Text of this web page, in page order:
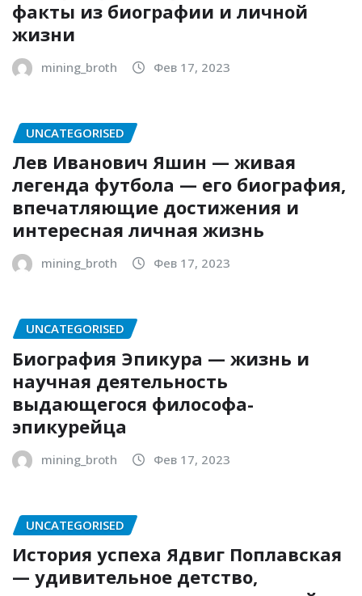
факты из биографии и личной
жизни
mining_broth Фев 17, 2023
UNCATEGORISED
Лев Иванович Яшин — живая
легенда футбола — его биография,
впечатляющие достижения и
интересная личная жизнь
mining_broth Фев 17, 2023
UNCATEGORISED
Биография Эпикура — жизнь и
научная деятельность
выдающегося философа-
эпикурейца
mining_broth Фев 17, 2023
UNCATEGORISED
История успеха Ядвиг Поплавская
— удивительное детство,